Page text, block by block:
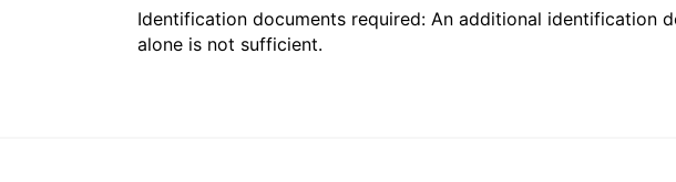
Identification documents required: An additional identification
alone is not sufficient.